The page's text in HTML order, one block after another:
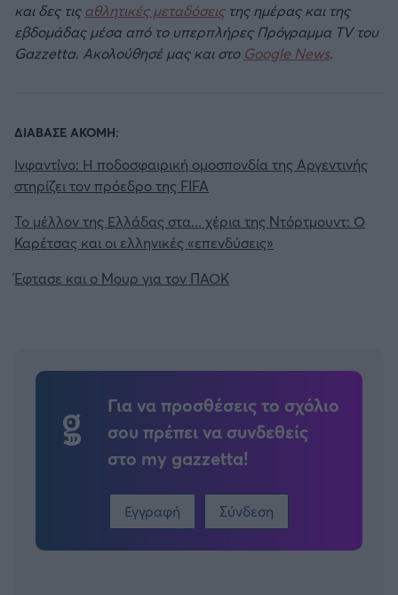
Μπάγερν Μονάχου
και δες τιςαθλητικές μεταδόσειςτης ημέρας και της
εβδομάδας μέσα από το υπερπλήρες Πρόγραμμα TV του
Gazzetta. Ακολούθησέ μας και στο Google News.
ΔΙΑΒΑΣΕ ΑΚΟΜΗ:
Ινφαντίνο: Η ποδοσφαιρική ομοσπονδία της Αργεντινής
στηρίζει τον πρόεδρο της FIFA
Το μέλλον της Ελλάδας στα... χέρια της Ντόρτμουντ: Ο
Καρέτσας και οι ελληνικές «επενδύσεις»
Έφτασε και ο Μουρ για τον ΠΑΟΚ
Για να προσθέσεις το σχόλιο
σου πρέπει να συνδεθείς
στο my gazzetta!
Εγγραφή Σύνδεση